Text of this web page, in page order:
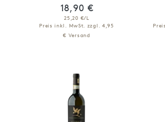
18,90 €
25,20 €/L
Preis inkl. MwSt. zzgl. 4,95
€ Versand